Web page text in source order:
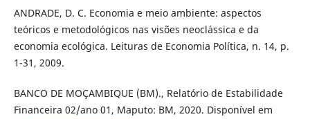
ANDRADE, D. C. Economia e meio ambiente: aspectos
teóricos e metodológicos nas visões neoclássica e da
economia ecológica. Leituras de Economia Política, n. 14, p.
1-31, 2009.
BANCO DE MOÇAMBIQUE (BM)., Relatório de Estabilidade
Financeira 02/ano 01, Maputo: BM, 2020. Disponível em